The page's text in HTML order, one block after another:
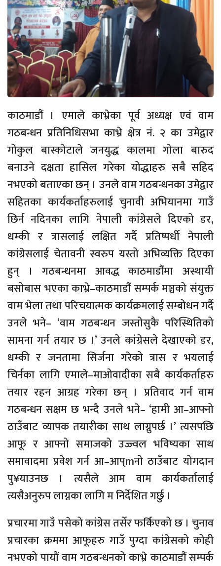
काठमाडौं । एमाले काभ्रेका पूर्व अध्यक्ष एवं वाम
गठबन्धन प्रतिनिधिसभा काभ्रे क्षेत्र नं. २ का उमेद्वार
गोकुल बास्कोटाले जनयुद्ध कालमा गोला बारुद
बनाउने दक्षता हासिल गरेका योद्धाहरु सबै सहिद
नभएको बताएका छन् । उनले वाम गठबन्धनका उमेद्वार
सहितका कार्यकर्ताहरुलाई चुनावी अभियानमा गाउँ
छिर्न नदिनका लागि नेपाली कांग्रेसले दिएको डर,
धम्की र त्रासलाई लक्षित गर्दै प्रतिष्पर्धी नेपाली
कांग्रेसलाई चेतावनी स्वरुप यस्तो अभिव्यक्ति दिएका
हुन् । गठबन्धनमा आवद्ध काठमाडौंमा अस्थायी
बसोबास भएका काभ्रे–काठमाडौं सम्पर्क मञ्चको संयुक्त
वाम भेला तथा परिचयात्मक कार्यक्रमलाई सम्बोधन गर्दै
उनले भने– ‘वाम गठबन्धन जस्तोसुकै परिस्थितिको
सामना गर्न तयार छ ।’ उनले कांग्रेसले देखाएको डर,
धम्की र जनतामा सिर्जना गरेको त्रास र भयलाई
चिर्नका लागि एमाले–माओवादीका सबै कार्यकर्ताहरु
तयार रहन आग्रह गरेका छन् । प्रतिवाद गर्न वाम
गठबन्धन सक्षम छ भन्दै उनले भने– ‘हामी आ–आफ्नो
ठाउँबाट व्यापक तयारीका साथ लाग्नुपर्छ ।’ त्यसपछि
आफू र आफ्नो समाजको उज्ज्वल भविष्यका साथ
समावादमा प्रवेश गर्न आ–आप्mनो ठाउँबाट योगदान
पु¥याउनछ । त्यसैले आम वाम कार्यकर्तालाई
त्यसैअनुरुप लाग्नका लागि म निर्देशित गर्छु ।
प्रचारमा गाउँ पसेको कांग्रेस तर्सेर फर्किएको छ । चुनाव
प्रचारका क्रममा आफूहरु गाउँ पुग्दा कांग्रेसको कोही
नभएको पायौं वाम गठबन्धनको काभ्रे काठमाडौं सम्पर्क